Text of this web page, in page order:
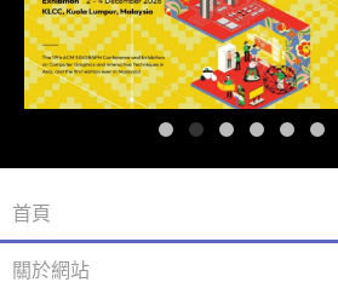
首頁
關於網站